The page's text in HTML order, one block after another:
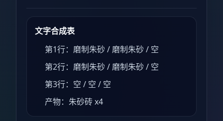
文字合成表
第1行：磨制朱砂 / 磨制朱砂 / 空
第2行：磨制朱砂 / 磨制朱砂 / 空
第3行：空 / 空 / 空
产物：朱砂砖 x4